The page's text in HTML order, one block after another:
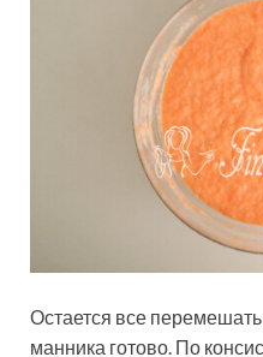
Остается все
манника готово. По